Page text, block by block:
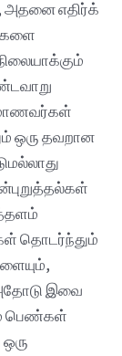
அதனை எதிர்க்
ஒரு தவறான
தொடர்ந்தும்
இவை
பெண்கள்